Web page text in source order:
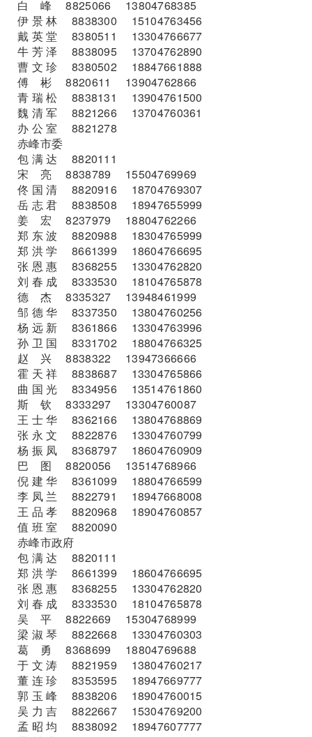
白 峰 8825066 13804768385
伊 景 林 8838300 15104763456
戴 英 堂 8380511 13304766677
牛 芳 泽 8838095 13704762890
曹 文 珍 8380502 18847661888
傅 彬 8820611 13904762866
青 瑞 松 8838131 13904761500
魏 清 军 8821266 13704760361
办 公 室 8821278
赤峰市委
包 满 达 8820111
宋 亮 8838789 15504769969
佟 国 清 8820916 18704769307
岳 志 君 8838508 18947655999
姜 宏 8237979 18804762266
郑 东 波 8820988 18304765999
郑 洪 学 8661399 18604766695
张 恩 惠 8368255 13304762820
刘 春 成 8333530 18104765878
德 杰 8335327 13948461999
邹 德 华 8337350 13804760256
杨 远 新 8361866 13304763996
孙 卫 国 8331702 18804766325
赵 兴 8838322 13947366666
霍 天 祥 8838687 13304765866
曲 国 光 8334956 13514761860
斯 钦 8333297 13304760087
王 士 华 8362166 13804768869
张 永 文 8822876 13304760799
杨 振 凤 8368797 18604760909
巴 图 8820056 13514768966
倪 建 华 8361099 18804766599
李 凤 兰 8822791 18947668008
王 品 孝 8820968 18904760857
值 班 室 8820090
赤峰市政府
包 满 达 8820111
郑 洪 学 8661399 18604766695
张 恩 惠 8368255 13304762820
刘 春 成 8333530 18104765878
吴 平 8822669 15304768999
梁 淑 琴 8822668 13304760303
葛 勇 8368699 18804769688
于 文 涛 8821959 13804760217
董 连 珍 8353595 18947669777
郭 玉 峰 8838206 18904760015
吴 力 吉 8822667 15304769200
孟 昭 均 8838092 18947607777